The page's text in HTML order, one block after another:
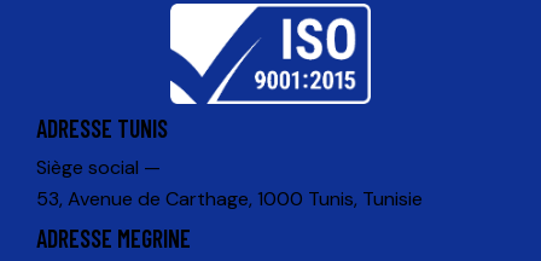
ADRESSE TUNIS
Siège social —
53, Avenue de Carthage, 1000 Tunis, Tunisie
ADRESSE MEGRINE